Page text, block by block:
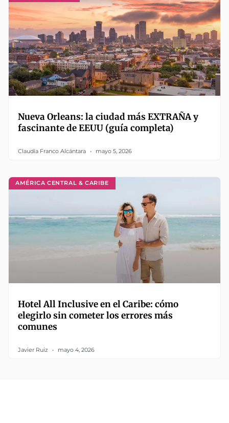
Nueva Orleans: la ciudad más EXTRAÑA y
fascinante de EEUU (guía completa)
Claudia Franco Alcántara mayo 5, 2026
AMÉRICA CENTRAL & CARIBE
Hotel All Inclusive en el Caribe: cómo
elegirlo sin cometer los errores más
comunes
Javier Ruiz mayo 4, 2026